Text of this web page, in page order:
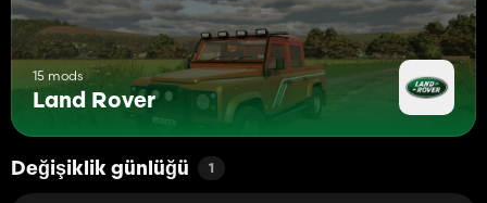
15 mods
Land Rover
Değişiklik günlüğü 1